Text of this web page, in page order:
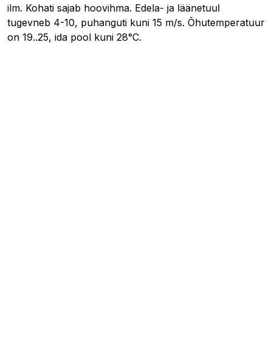
ilm. Kohati sajab hoovihma. Edela- ja läänetuul
tugevneb 4-10, puhanguti kuni 15 m/s. Õhutemperatuur
on 19..25, ida pool kuni 28°C.